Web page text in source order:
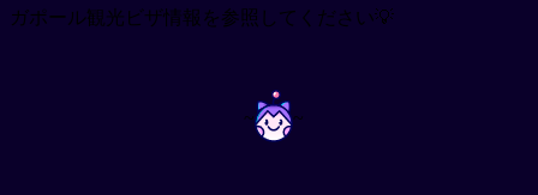
ガポール観光ビザ情報を参照してください💡
~ ~